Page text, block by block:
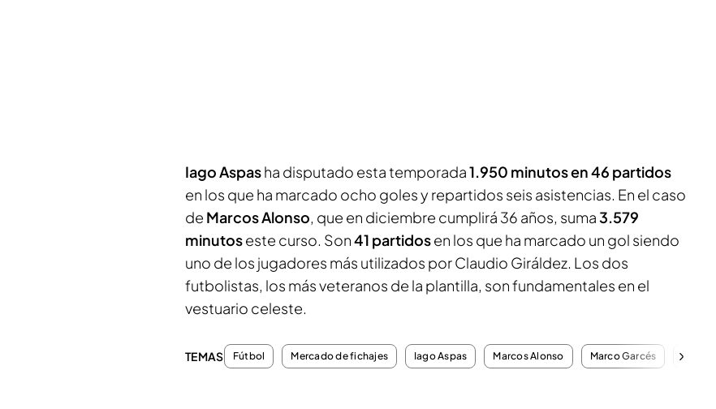
Iago Aspasha disputado esta temporada1.950 minutos en 46 partidos
en los que ha marcado ocho goles y repartidos seis asistencias. En el caso
de Marcos Alonso, que en diciembre cumplirá 36 años, suma3.579
minutoseste curso. Son41 partidosen los que ha marcado un gol siendo
uno de los jugadores más utilizados por Claudio Giráldez. Los dos
futbolistas, los más veteranos de la plantilla, son fundamentales en el
vestuario celeste.
TEMAS Fútbol Mercado de fichajes Iago Aspas Marcos Alonso Marco Garcés Fantasy